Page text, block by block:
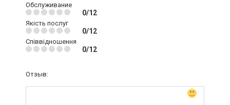
Обслуживание
0/12
Якість послуг
0/12
Співвідношення
0/12
Отзыв: